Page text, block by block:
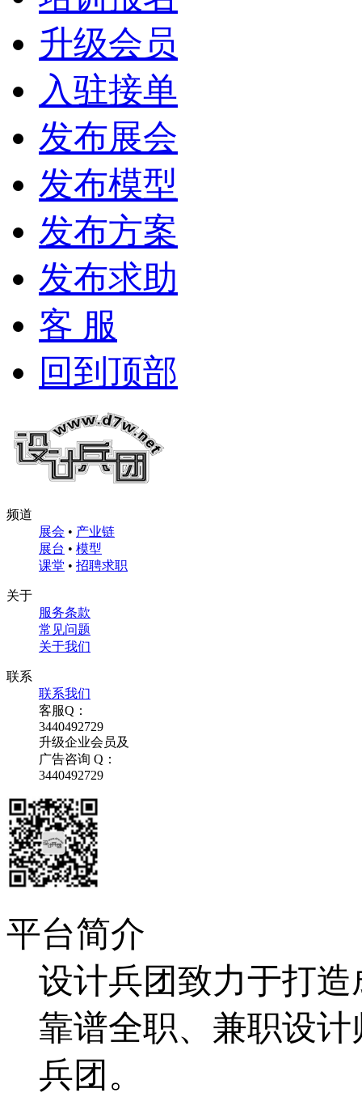
升级会员
入驻接单
发布展会
发布模型
发布方案
发布求助
客 服
回到顶部
频道
展会 • 产业链
展台 • 模型
课堂 • 招聘求职
关于
服务条款
常见问题
关于我们
联系
联系我们
客服Q：
3440492729
升级企业会员及
广告咨询 Q：
3440492729
平台简介
设计兵团致力于打
靠谱全职、兼职设
兵团。